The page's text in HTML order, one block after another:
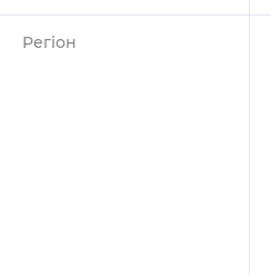
Регіон